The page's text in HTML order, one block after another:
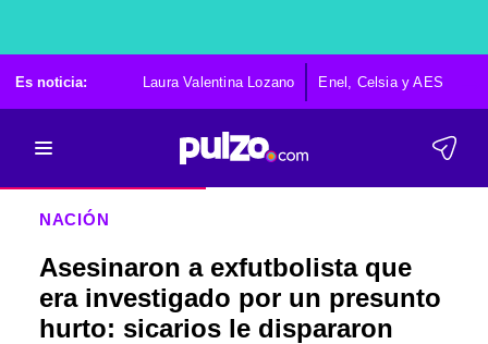
Es noticia: Laura Valentina Lozano Enel, Celsia y AES
NACIÓN
Asesinaron a exfutbolista que
era investigado por un presunto
hurto: sicarios le dispararon